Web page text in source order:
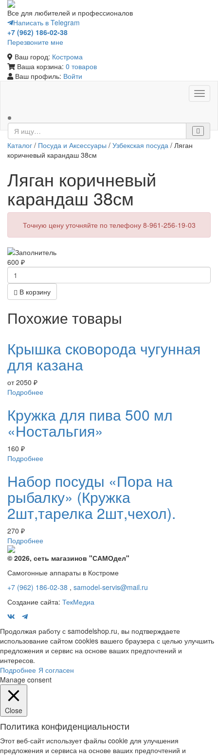
Все для любителей и профессионалов
Написать в Telegram
+7 (962) 186-02-38
Перезвоните мне
Ваш город: Кострома
Ваша корзина: 0 товаров
Ваш профиль: Войти
Каталог / Посуда и Аксессуары / Узбекская посуда / Ляган
коричневый карандаш 38см
Ляган коричневый
карандаш 38см
Точную цену уточняйте по телефону 8-961-256-19-03
600 ₽
В корзину
Похожие товары
Крышка сковорода чугунная
для казана
от2050 ₽
Подробнее
Кружка для пива 500 мл
«Ностальгия»
160 ₽
Подробнее
Набор посуды «Пора на
рыбалку» (Кружка
2шт,тарелка 2шт,чехол).
270 ₽
Подробнее
© 2026, сеть магазинов "САМОдел"
Самогонные аппараты в Костроме
+7 (962) 186-02-38 , samodel-servis@mail.ru
Создание сайта: ТекМедиа
Продолжая работу с samodelshop.ru, вы подтверждаете
использование сайтом cookies вашего браузера с целью улучшить
предложения и сервис на основе ваших предпочтений и
интересов.
Подробнее Я согласен
Manage consent
Close
Политика конфиденциальности
Этот веб-сайт использует файлы cookie для улучшения
предложения и сервиса на основе ваших предпочтений и